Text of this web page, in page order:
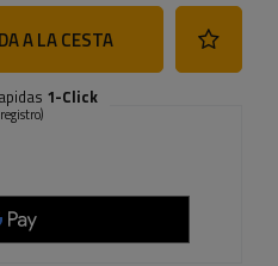
A LA CESTA
1-Click